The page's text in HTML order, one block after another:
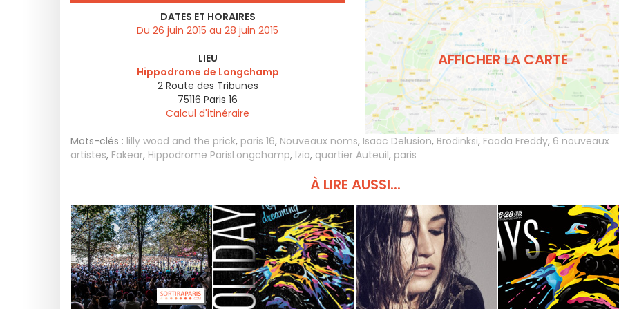
DATES ET HORAIRES
Du 26 juin 2015 au 28 juin 2015
LIEU
Hippodrome de Longchamp
2 Route des Tribunes
75116 Paris 16
Calcul d'itinéraire
AFFICHER LA CARTE
Mots-clés : lilly wood and the prick, paris 16, Nouveaux noms, Isaac Delusion, Brodinksi, Faada Freddy, 6 nouveaux
artistes, Fakear, Hippodrome ParisLongchamp, Izïa, quartier Auteuil, paris
À LIRE AUSSI...